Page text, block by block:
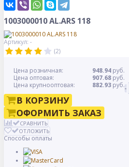
1003000010 AL.ARS 118
Артикул: -
(2)
Цена розничная: 948.94 руб.
Цена оптовая:
907.68 руб.
Цена крупнооптовая:
882.93 руб.-
В КОРЗИНУ
ОФОРМИТЬ ЗАКАЗ
СРАВНИТЬ
ОТЛОЖИТЬ
Способы оплаты